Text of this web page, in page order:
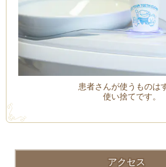
患者さんが使うものは
使い捨てです。
アクセス